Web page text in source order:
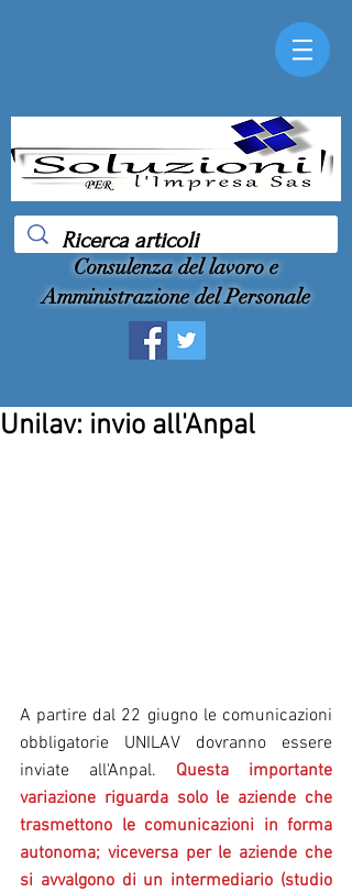
Consulenza del lavoro e
Amministrazione del Personale
Unilav: invio all'Anpal
A partire dal 22 giugno le comunicazioni
obbligatorie UNILAV dovranno essere
inviate all'Anpal. Questa importante
variazione riguarda solo le aziende che
trasmettono le comunicazioni in forma
autonoma; viceversa per le aziende che
si avvalgono di un intermediario (studio